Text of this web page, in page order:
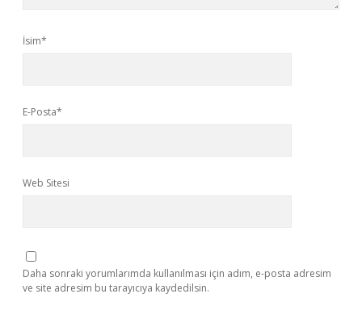
İsim*
E-Posta*
Web Sitesi
Daha sonraki yorumlarımda kullanılması için adım, e-posta adresim
ve site adresim bu tarayıcıya kaydedilsin.